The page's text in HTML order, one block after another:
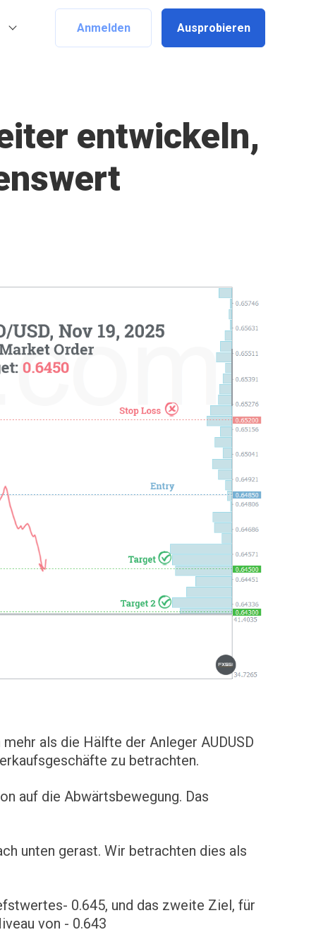
Anmelden Ausprobieren
entwickeln,
als die Hälfte der Anleger AUDUSD
zu betrachten.
auf die Abwärtsbewegung. Das
unten gerast. Wir betrachten dies als
0.645, und das zweite Ziel, für
von - 0.643